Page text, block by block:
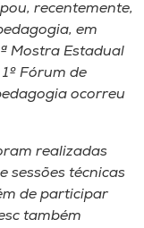
recentemente,
em
Mostra Estadual
Fórum de
ocorreu
realizadas
sessões técnicas
de participar
também